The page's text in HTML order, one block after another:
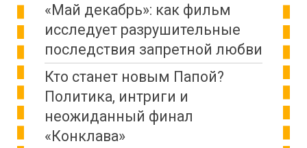
«Май декабрь»: как фильм
исследует разрушительные
последствия запретной любви
Кто станет новым Папой?
Политика, интриги и
неожиданный финал
«Конклава»